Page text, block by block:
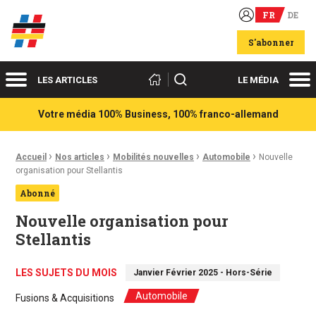
Acteurs du franco-allemand FR DE
S'abonner
MenuLES ARTICLES Rechercher LE MÉDIA
Votre média 100% Business, 100% franco-allemand
Fil d'Ariane :
Accueil › Nos articles › Mobilités nouvelles › Automobile › Nouvelle
organisation pour Stellantis
Abonné
Nouvelle organisation pour
Stellantis
LES SUJETS DU MOIS Janvier Février 2025 - Hors-Série
Fusions & Acquisitions Automobile